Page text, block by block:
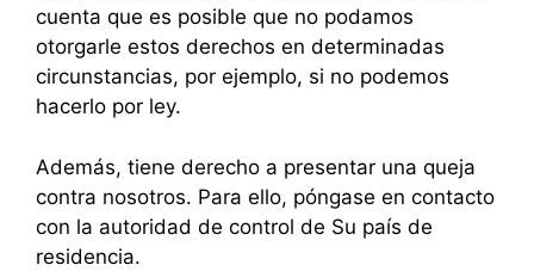
cuenta que es posible que no podamos
otorgarle estos derechos en determinadas
circunstancias, por ejemplo, si no podemos
hacerlo por ley.
Además, tiene derecho a presentar una queja
contra nosotros. Para ello, póngase en contacto
con la autoridad de control de Su país de
residencia.